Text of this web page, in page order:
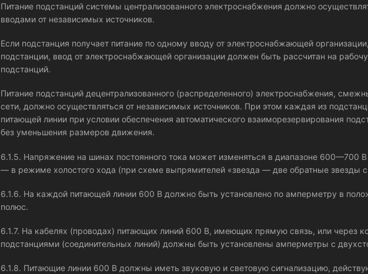
Питание подстанций системы централизованного электроснабжения должно
вводами от независимых источников.
Если подстанция получает питание по одному вводу от электроснабжающей
подстанции, ввод от электроснабжающей организации должен быть рассчитан на
подстанций.
Питание подстанций децентрализованного (распределенного) электроснабжения,
сети, должно осуществляться от независимых источников. При этом каждая из
питающей линии при условии обеспечения автоматического взаиморезервирования
без уменьшения размеров движения.
6.1.5. Напряжение на шинах постоянного тока может изменяться в диапазоне 600—700
— в режиме холостого хода (при схеме выпрямителей «звезда — две обратные звезды
6.1.6. На каждой питающей линии 600 В должно быть установлено по амперметру в
полюс.
6.1.7. На кабелях (проводах) питающих линий 600 В, имеющих прямую связь, или через
подстанциями (соединительных линий) должны быть установлены амперметры с
6.1.8. Питающие линии 600 В должны иметь звуковую и световую сигнализацию,